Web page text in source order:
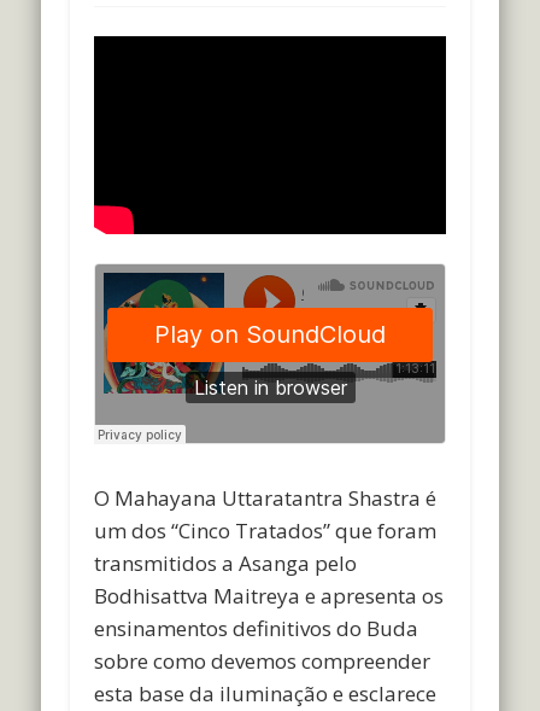
O Mahayana Uttaratantra Shastra é
um dos “Cinco Tratados” que foram
transmitidos a Asanga pelo
Bodhisattva Maitreya e apresenta os
ensinamentos definitivos do Buda
sobre como devemos compreender
esta base da iluminação e esclarece